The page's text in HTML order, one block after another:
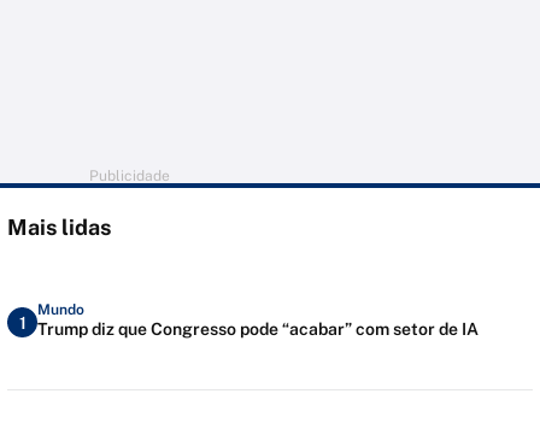
Publicidade
Mais lidas
1
Mundo
Trump diz que Congresso pode “acabar” com setor de IA